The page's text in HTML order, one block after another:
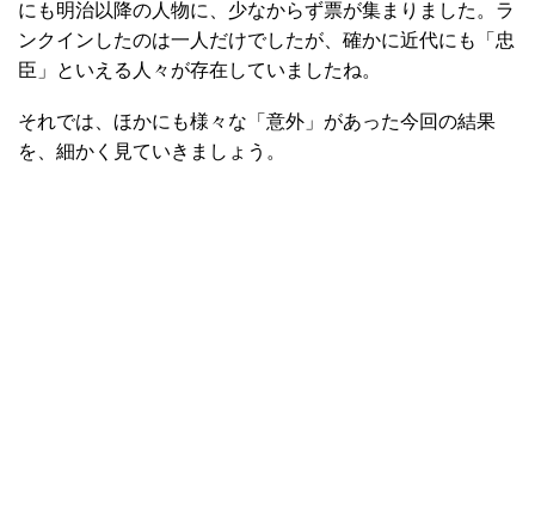
にも明治以降の人物に、少なからず票が集まりました。ラ
ンクインしたのは一人だけでしたが、確かに近代にも「忠
臣」といえる人々が存在していましたね。
それでは、ほかにも様々な「意外」があった今回の結果
を、細かく見ていきましょう。